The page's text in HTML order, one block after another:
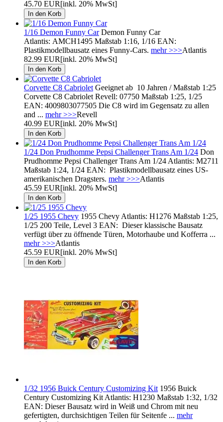
45.70 EUR[inkl. 20% MwSt]
1/16 Demon Funny CarDemon Funny Car
Atlantis: AMCH1495 Maßstab 1:16, 1/16 EAN:
Plastikmodellbausatz eines Funny-Cars. mehr >>>Atlantis
82.99 EUR[inkl. 20% MwSt]
Corvette C8 Cabriolet Geeignet ab 10 Jahren / Maßstab 1:25
Corvette C8 Cabriolet Revell: 07750 Maßstab 1:25, 1/25
EAN: 4009803077505 Die C8 wird im Gegensatz zu allen
and ... mehr >>>Revell
40.99 EUR[inkl. 20% MwSt]
1/24 Don Prudhomme Pepsi Challenger Trans Am 1/24 Don
Prudhomme Pepsi Challenger Trans Am 1/24 Atlantis: M2711
Maßstab 1:24, 1/24 EAN: Plastikmodellbausatz eines US-
amerikanischen Dragsters. mehr >>>Atlantis
45.59 EUR[inkl. 20% MwSt]
1/25 1955 Chevy 1955 Chevy Atlantis: H1276 Maßstab 1:25,
1/25 200 Teile, Level 3 EAN: Dieser klassische Bausatz
verfügt über zu öffnende Türen, Motorhaube und Kofferra ...
mehr >>>Atlantis
45.59 EUR[inkl. 20% MwSt]
1/32 1956 Buick Century Customizing Kit 1956 Buick
Century Customizing Kit Atlantis: H1230 Maßstab 1:32, 1/32
EAN: Dieser Bausatz wird in Weiß und Chrom mit neu
gefertigten, durchsichtigen Teilen für Seitenfe ... mehr